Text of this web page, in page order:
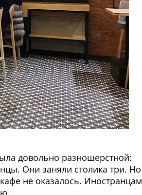
довольно разношерстной:
Они заняли столика три. Но
не оказалось. Иностранцам